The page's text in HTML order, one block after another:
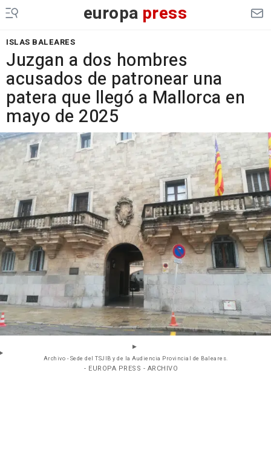
europa press
ISLAS BALEARES
Juzgan a dos hombres
acusados de patronear una
patera que llegó a Mallorca en
mayo de 2025
Archivo - Sede del TSJIB y de la Audiencia Provincial de Baleares.
- EUROPA PRESS - ARCHIVO